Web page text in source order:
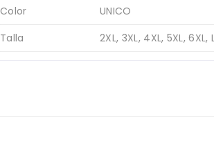
Color
UNICO
Talla
2XL, 3XL, 4XL, 5XL, 6XL,